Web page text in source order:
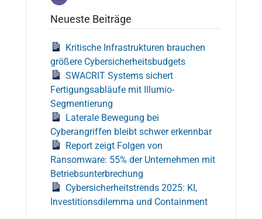
Neueste Beiträge
Kritische Infrastrukturen brauchen
größere Cybersicherheitsbudgets
SWACRIT Systems sichert
Fertigungsabläufe mit Illumio-
Segmentierung
Laterale Bewegung bei
Cyberangriffen bleibt schwer erkennbar
Report zeigt Folgen von
Ransomware: 55% der Unternehmen mit
Betriebsunterbrechung
Cybersicherheitstrends 2025: KI,
Investitionsdilemma und Containment